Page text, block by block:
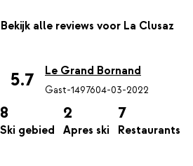
Bekijk alle reviews voor La Clusaz
5.7 Le Grand Bornand
Gast-1497604-03-2022
8
Ski gebied
2
Apres ski
7
Restaurants